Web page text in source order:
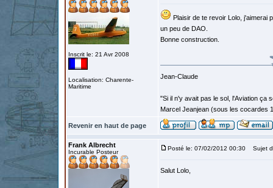
Inscrit le: 21 Avr 2008
Localisation: Charente-
Maritime
Plaisir de te revoir Lolo, j'aimerai
un peu de DAO.
Bonne construction.
Jean-Claude
"Si il n'y avait pas le sol, l'Aviation ça
Marcel Jeanjean (sous les cocardes
Revenir en haut de page
Frank Albrecht
Incurable Posteur
Posté le: 07/02/2012 00:30 Sujet
Salut Lolo,